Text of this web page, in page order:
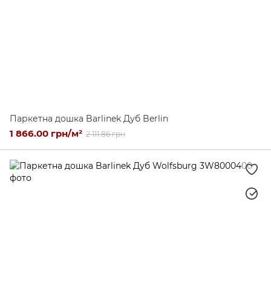
Паркетна дошка Barlinek Дуб Berlin
1 866.00 грн/м² 2 111.86 грн